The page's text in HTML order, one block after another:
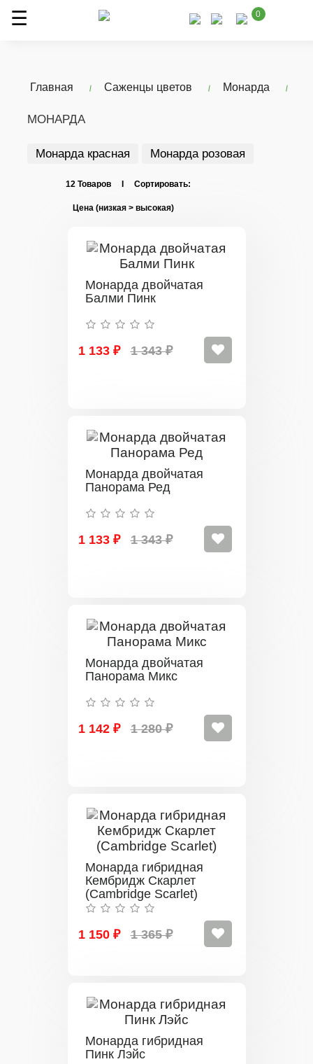
0
Главная Саженцы цветов Монарда
МОНАРДА
Монарда красная Монарда розовая
12 Товаров I Сортировать:
Монарда двойчатая
Балми Пинк
1 133 ₽ 1 343 ₽
Монарда двойчатая
Панорама Ред
1 133 ₽ 1 343 ₽
Монарда двойчатая
Панорама Микс
1 142 ₽ 1 280 ₽
Монарда гибридная
Кембридж Скарлет
(Cambridge Scarlet)
1 150 ₽ 1 365 ₽
Монарда гибридная
Пинк Лэйс